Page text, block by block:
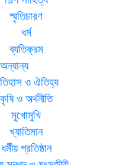
স্মৃতিচারণ
ধর্ম
ব্যতিক্রম
অন্যান্য
ও ঐতিহ্য
কৃষি ও অর্থনীতি
মুখোমুখি
খ্যাতিমান
ধর্মীয় প্রতিষ্ঠান